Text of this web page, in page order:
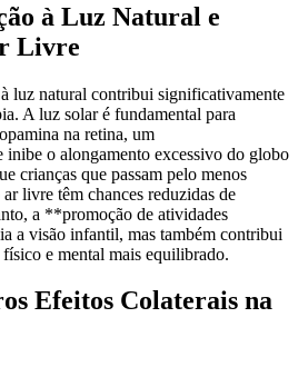
à Luz Natural e
Livre
luz natural contribui significativamente
A luz solar é fundamental para
na retina, um
o alongamento excessivo do globo
crianças que passam pelo menos
livre têm chances reduzidas de
a **promoção de atividades
a visão infantil, mas também contribui
e mental mais equilibrado.
Efeitos Colaterais na